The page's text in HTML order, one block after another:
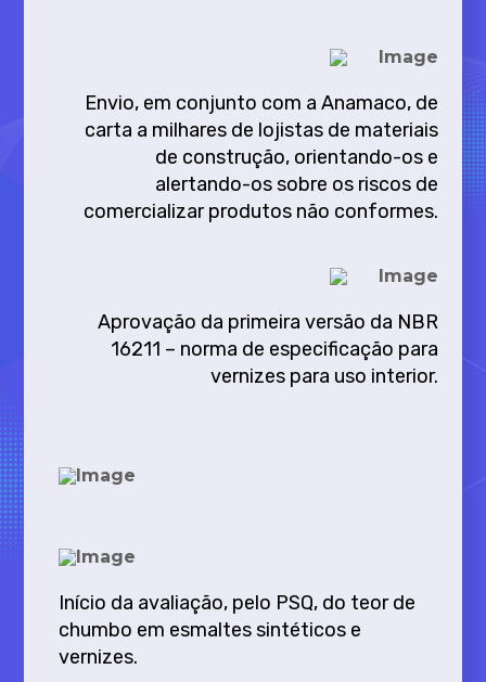
Envio, em conjunto com a Anamaco, de
carta a milhares de lojistas de materiais
de construção, orientando-os e
alertando-os sobre os riscos de
comercializar produtos não conformes.
Aprovação da primeira versão da NBR
16211 – norma de especificação para
vernizes para uso interior.
Início da avaliação, pelo PSQ, do teor de
chumbo em esmaltes sintéticos e
vernizes.